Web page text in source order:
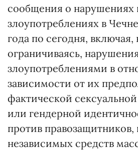
сообщения о нарушениях
злоупотреблениях в
года по сегодня, включая,
ограничиваясь,
злоупотреблениями в
зависимости от их
фактической
или гендерной
против правозащитников,
независимых средств